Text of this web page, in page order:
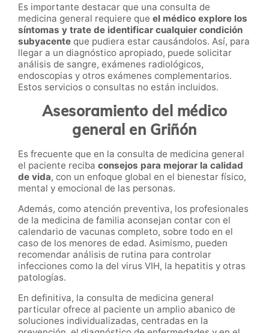
Es importante destacar que una consulta de
medicina general requiere que el médico explore los
síntomas y trate de identificar cualquier condición
subyacente que pudiera estar causándolos. Así, para
llegar a un diagnóstico apropiado, puede solicitar
análisis de sangre, exámenes radiológicos,
endoscopias y otros exámenes complementarios.
Estos servicios o consultas no están incluidos.
Asesoramiento del médico
general en Griñón
Es frecuente que en la consulta de medicina general
el paciente reciba consejos para mejorar la calidad
de vida, con un enfoque global en el bienestar físico,
mental y emocional de las personas.
Además, como atención preventiva, los profesionales
de la medicina de familia aconsejan contar con el
calendario de vacunas completo, sobre todo en el
caso de los menores de edad. Asimismo, pueden
recomendar análisis de rutina para controlar
infecciones como la del virus VIH, la hepatitis y otras
patologías.
En definitiva, la consulta de medicina general
particular ofrece al paciente un amplio abanico de
soluciones individualizadas, centradas en la